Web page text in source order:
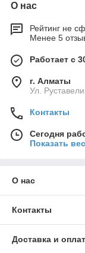
О нас
Рейтинг не
Менее 5
Работает с
г. Алматы
Ул.
Контакты
Сегодня
Показать
О нас
Контакты
Доставка и